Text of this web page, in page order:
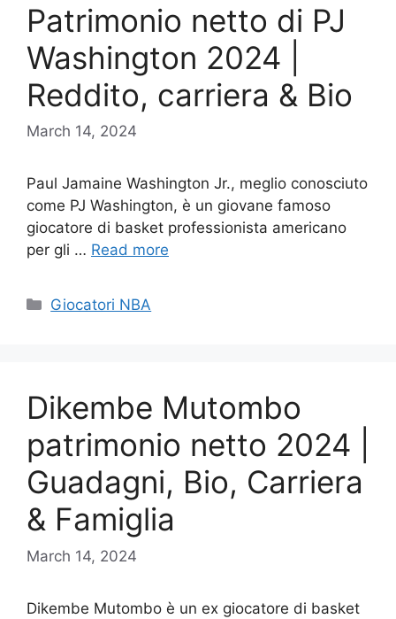
Patrimonio netto di PJ
Washington 2024 |
Reddito, carriera & Bio
March 14, 2024
Paul Jamaine Washington Jr., meglio conosciuto
come PJ Washington, è un giovane famoso
giocatore di basket professionista americano
per gli … Read more
Categories
Giocatori NBA
Dikembe Mutombo
patrimonio netto 2024 |
Guadagni, Bio, Carriera
& Famiglia
March 14, 2024
Dikembe Mutombo è un ex giocatore di basket